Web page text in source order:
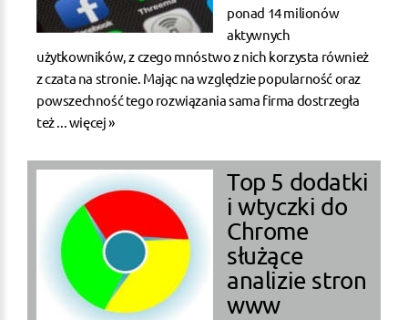
ponad 14 milionów
aktywnych
użytkowników, z czego mnóstwo z nich korzysta również
z czata na stronie. Mając na względzie popularność oraz
powszechność tego rozwiązania sama firma dostrzegła
też ... więcej »
Top 5 dodatki
i wtyczki do
Chrome
służące
analizie stron
www